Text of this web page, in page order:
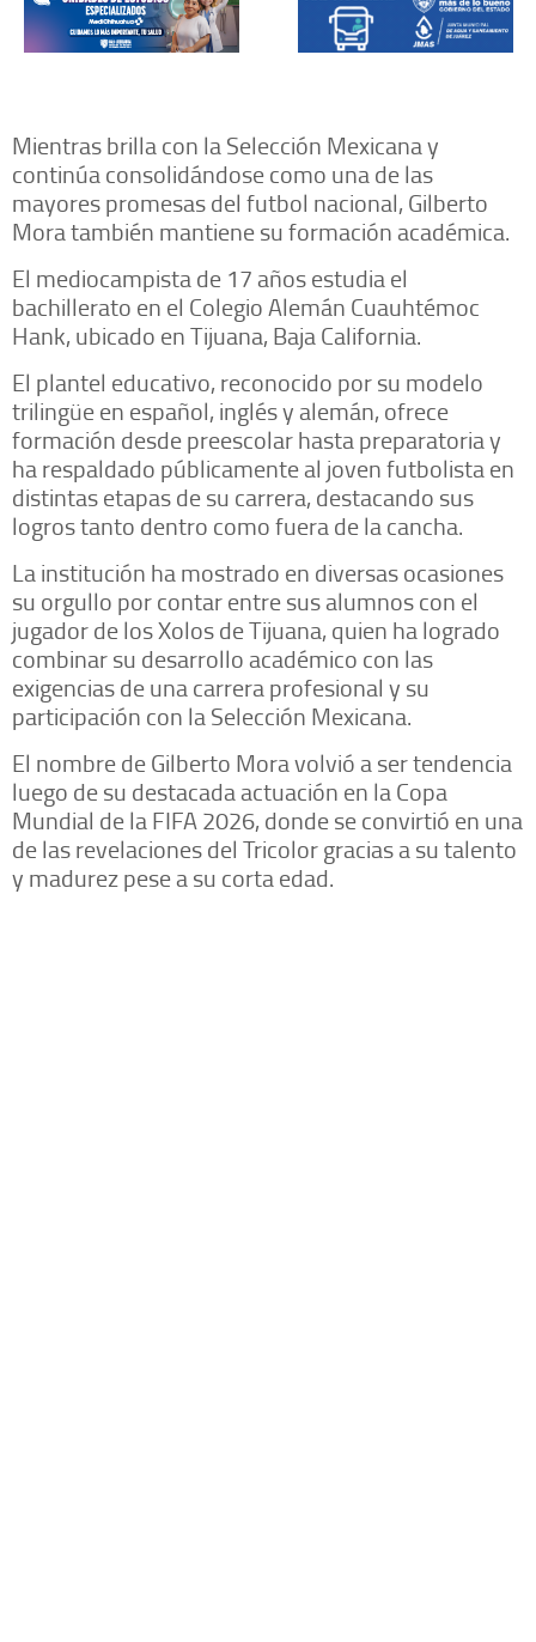
Mientras brilla con la Selección Mexicana y
continúa consolidándose como una de las
mayores promesas del futbol nacional, Gilberto
Mora también mantiene su formación académica.
El mediocampista de 17 años estudia el
bachillerato en el Colegio Alemán Cuauhtémoc
Hank, ubicado en Tijuana, Baja California.
El plantel educativo, reconocido por su modelo
trilingüe en español, inglés y alemán, ofrece
formación desde preescolar hasta preparatoria y
ha respaldado públicamente al joven futbolista en
distintas etapas de su carrera, destacando sus
logros tanto dentro como fuera de la cancha.
La institución ha mostrado en diversas ocasiones
su orgullo por contar entre sus alumnos con el
jugador de los Xolos de Tijuana, quien ha logrado
combinar su desarrollo académico con las
exigencias de una carrera profesional y su
participación con la Selección Mexicana.
El nombre de Gilberto Mora volvió a ser tendencia
luego de su destacada actuación en la Copa
Mundial de la FIFA 2026, donde se convirtió en una
de las revelaciones del Tricolor gracias a su talento
y madurez pese a su corta edad.